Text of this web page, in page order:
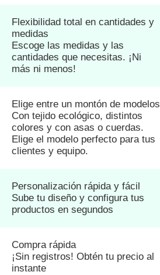
Flexibilidad total en cantidades y
medidas
Escoge las medidas y las
cantidades que necesitas. ¡Ni
más ni menos!
Elige entre un montón de modelos
Con tejido ecológico, distintos
colores y con asas o cuerdas.
Elige el modelo perfecto para tus
clientes y equipo.
Personalización rápida y fácil
Sube tu diseño y configura tus
productos en segundos
Compra rápida
¡Sin registros! Obtén tu precio al
instante